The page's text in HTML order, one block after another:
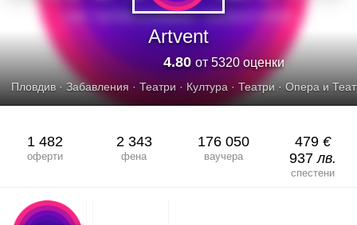
Artvent
4.80от 5320 оценки
Пловдив· Забавления · Театри · Култура · Театри · Опера и
1 482
оферти
2 343
фена
176 050
ваучера
479 €
937лв.
спестени